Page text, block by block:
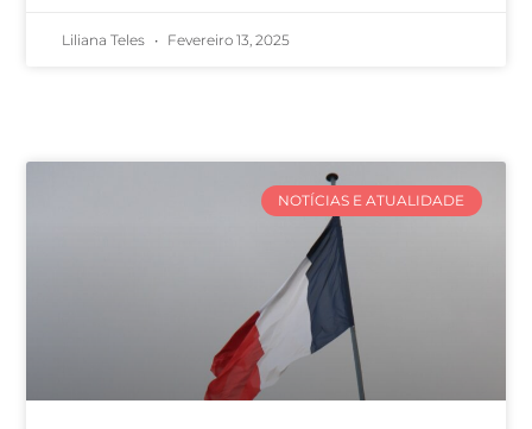
Liliana Teles Fevereiro 13, 2025
NOTÍCIAS E ATUALIDADE